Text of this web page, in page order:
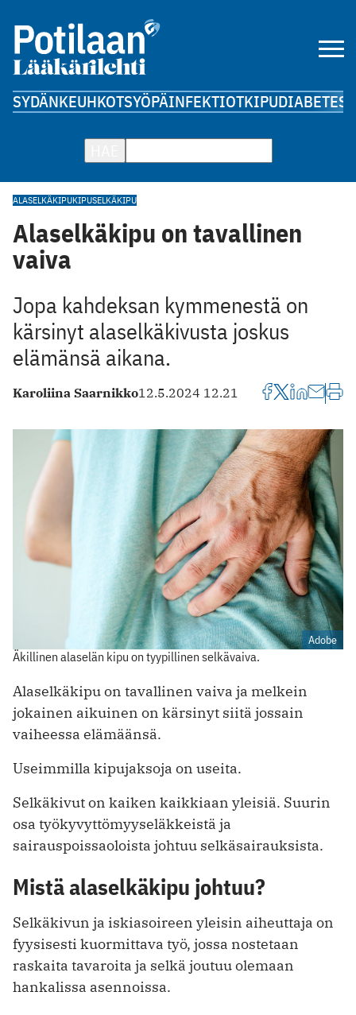
SYDÄNKEUHKOTSYÖPÄINFEKTIOTKIPUDIABETES
ALASELKÄKIPUKIPUSELKÄKIPU
Alaselkäkipu on tavallinen
vaiva
Jopa kahdeksan kymmenestä on
kärsinyt alaselkäkivusta joskus
elämänsä aikana.
Karoliina Saarnikko12.5.2024 12.21
Adobe
Äkillinen alaselän kipu on tyypillinen selkävaiva.
Alaselkäkipu on tavallinen vaiva ja melkein
jokainen aikuinen on kärsinyt siitä jossain
vaiheessa elämäänsä.
Useimmilla kipujaksoja on useita.
Selkäkivut on kaiken kaikkiaan yleisiä. Suurin
osa työkyvyttömyyseläkkeistä ja
sairauspoissaoloista johtuu selkäsairauksista.
Mistä alaselkäkipu johtuu?
Selkäkivun ja iskiasoireen yleisin aiheuttaja on
fyysisesti kuormittava työ, jossa nostetaan
raskaita tavaroita ja selkä joutuu olemaan
hankalissa asennoissa.